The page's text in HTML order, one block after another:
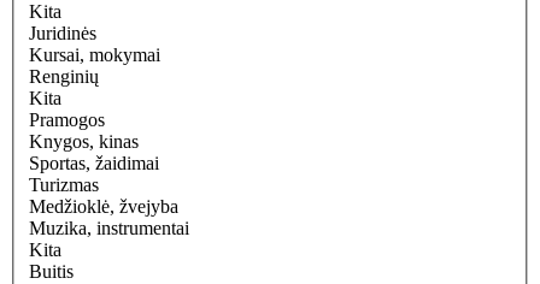
Kita
Juridinės
Kursai, mokymai
Renginių
Kita
Pramogos
Knygos, kinas
Sportas, žaidimai
Turizmas
Medžioklė, žvejyba
Muzika, instrumentai
Kita
Buitis